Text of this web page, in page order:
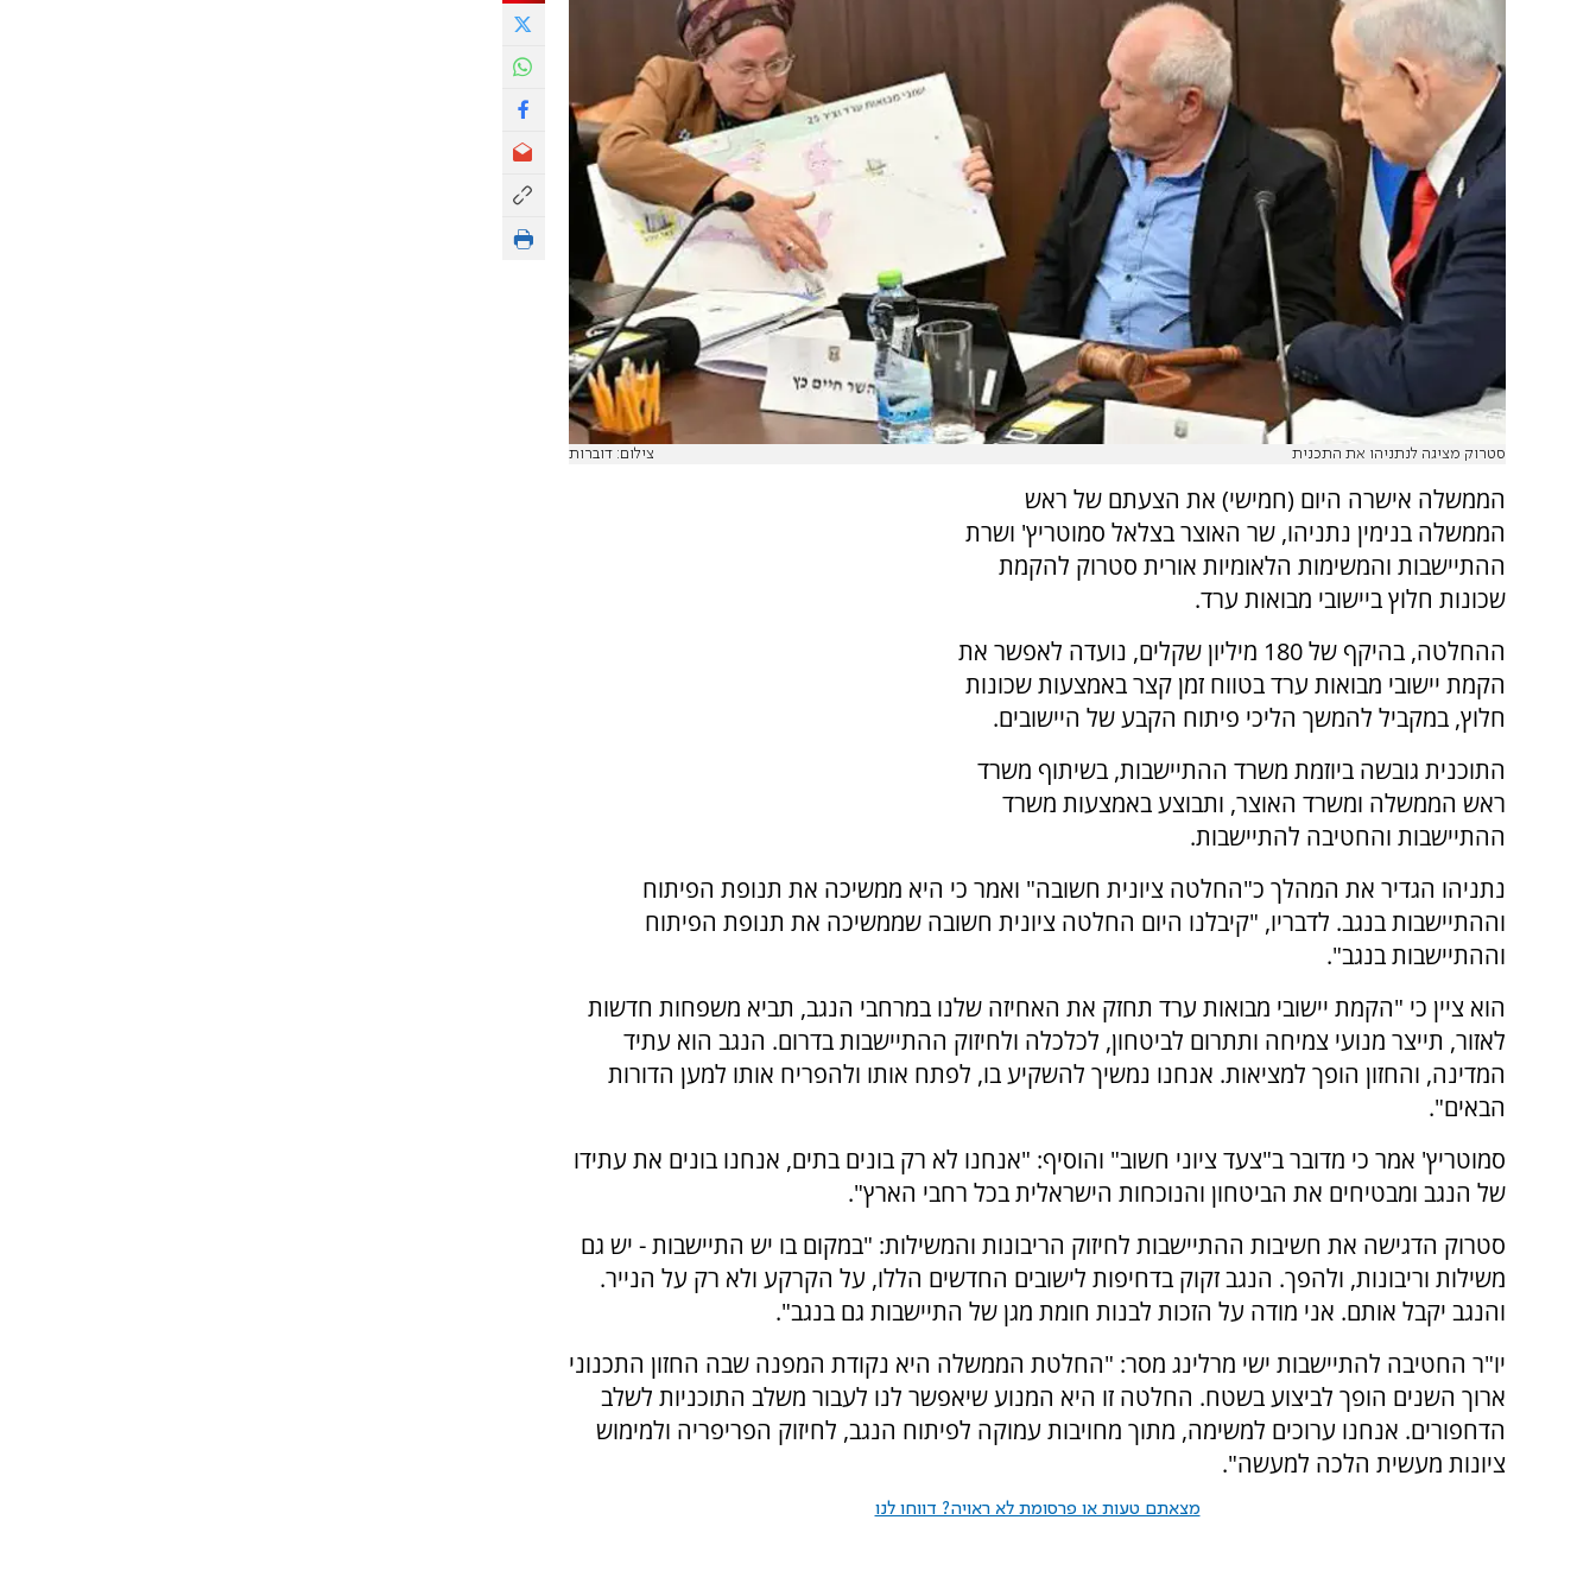
סטרוק מציגה לנתניהו את התכנית צילום: דוברות
הממשלה אישרה היום (חמישי) את הצעתם של ראש
הממשלה בנימין נתניהו, שר האוצר בצלאל סמוטריץ' ושרת
ההתיישבות והמשימות הלאומיות אורית סטרוק להקמת
שכונות חלוץ ביישובי מבואות ערד.
ההחלטה, בהיקף של 180 מיליון שקלים, נועדה לאפשר את
הקמת יישובי מבואות ערד בטווח זמן קצר באמצעות שכונות
חלוץ, במקביל להמשך הליכי פיתוח הקבע של היישובים.
התוכנית גובשה ביוזמת משרד ההתיישבות, בשיתוף משרד
ראש הממשלה ומשרד האוצר, ותבוצע באמצעות משרד
ההתיישבות והחטיבה להתיישבות.
נתניהו הגדיר את המהלך כ"החלטה ציונית חשובה" ואמר כי היא ממשיכה את תנופת הפיתוח
וההתיישבות בנגב. לדבריו, "קיבלנו היום החלטה ציונית חשובה שממשיכה את תנופת הפיתוח
וההתיישבות בנגב".
הוא ציין כי "הקמת יישובי מבואות ערד תחזק את האחיזה שלנו במרחבי הנגב, תביא משפחות חדשות
לאזור, תייצר מנועי צמיחה ותתרום לביטחון, לכלכלה ולחיזוק ההתיישבות בדרום. הנגב הוא עתיד
המדינה, והחזון הופך למציאות. אנחנו נמשיך להשקיע בו, לפתח אותו ולהפריח אותו למען הדורות
הבאים".
סמוטריץ' אמר כי מדובר ב"צעד ציוני חשוב" והוסיף: "אנחנו לא רק בונים בתים, אנחנו בונים את עתידו
של הנגב ומבטיחים את הביטחון והנוכחות הישראלית בכל רחבי הארץ".
סטרוק הדגישה את חשיבות ההתיישבות לחיזוק הריבונות והמשילות: "במקום בו יש התיישבות - יש גם
משילות וריבונות, ולהפך. הנגב זקוק בדחיפות לישובים החדשים הללו, על הקרקע ולא רק על הנייר.
והנגב יקבל אותם. אני מודה על הזכות לבנות חומת מגן של התיישבות גם בנגב".
יו"ר החטיבה להתיישבות ישי מרלינג מסר: "החלטת הממשלה היא נקודת המפנה שבה החזון התכנוני
ארוך השנים הופך לביצוע בשטח. החלטה זו היא המנוע שיאפשר לנו לעבור משלב התוכניות לשלב
הדחפורים. אנחנו ערוכים למשימה, מתוך מחויבות עמוקה לפיתוח הנגב, לחיזוק הפריפריה ולמימוש
ציונות מעשית הלכה למעשה".
מצאתם טעות או פרסומת לא ראויה? דווחו לנו